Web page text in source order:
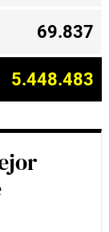
69.837
5.448.483